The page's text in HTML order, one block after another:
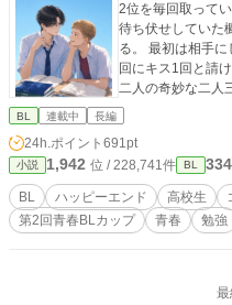
2位を毎回取って
待ち伏せしていた
る。 最初は相手
回にキス1回と請
二人の奇妙な二人
BL 連載中 長編
24h.ポイント 691pt
小説 1,942 位 / 228,741件 BL 334
BL ハッピーエンド 高校生
第2回青春BLカップ
青春 勉強